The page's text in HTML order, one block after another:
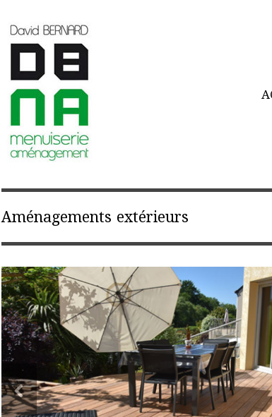
Aménagements extérieurs